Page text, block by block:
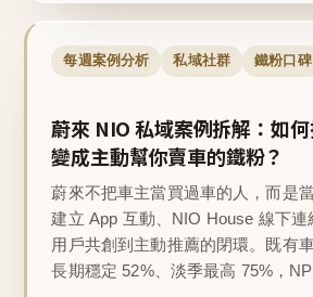
每週案例分析 私域社群 鐵粉口碑
蔚來 NIO 私域案例拆解：如何
變成主動幫你賣車的鐵粉？
蔚來不把車主當買過車的人，而是
建立 App 互動、NIO House 線下連
用戶共創到主動推薦的閉環。既有
長期穩定 52%、淡季最高 75%，